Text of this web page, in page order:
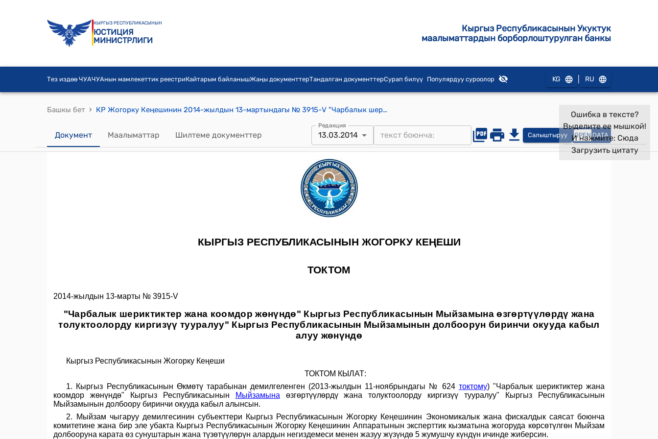
КЫРГЫЗ РЕСПУБЛИКАСЫНЫН
ЮСТИЦИЯ
МИНИСТРЛИГИ
Кыргыз Республикасынын Укуктук
маалыматтардын борборлоштурулган банкы
Тез издөө ЧУАЧУАнын мамлекеттик реестриКайтарым байланышЖаңы документтерТандалган документтерСурап билүү Популярдуу суроолор KG RU
Башкы бет › КР Жогорку Кеңешинин 2014-жылдын 13-мартындагы № 3915-V "Чарбалык шериктиктер жана коомдор жөнүндө" Кыргыз Республикасынын Мыйзамына өзгөртүүлөрдү жана толуктоолорду киргизүү тууралуу" Кыргыз Республикасынын Мыйзамынын долбоорун биринчи окууда кабыл алуу жөнүндө" токтому
Документ Маалыматтар Шилтеме документтер
Редакция
13.03.2014 Салыштыруу OPEN DATA
Ошибка в тексте?
Выделите ее мышкой!
И нажмите: Сюда
Загрузить цитату